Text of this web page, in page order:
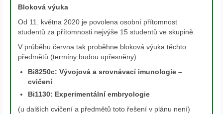
Bloková výuka
Od 11. května 2020 je povolena osobní přítomnost
studentů za přítomnosti nejvýše 15 studentů ve skupině.
V průběhu června tak proběhne bloková výuka těchto
předmětů (termíny budou upřesněny):
Bi8250c: Vývojová a srovnávací imunologie –
cvičení
Bi1130: Experimentální embryologie
(u dalších cvičení a předmětů toto řešení v plánu není)